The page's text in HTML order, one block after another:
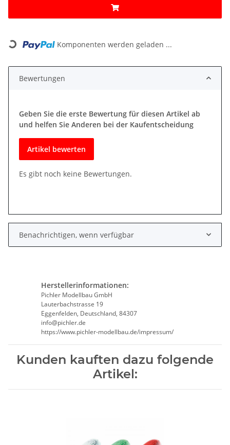
Loading... Komponenten werden geladen ...
Bewertungen
Geben Sie die erste Bewertung für diesen Artikel ab
und helfen Sie Anderen bei der Kaufentscheidung
Artikel bewerten
Es gibt noch keine Bewertungen.
Benachrichtigen, wenn verfügbar
Herstellerinformationen:
Pichler Modellbau GmbH
Lauterbachstrasse 19
Eggenfelden, Deutschland, 84307
info@pichler.de
https://www.pichler-modellbau.de/impressum/
Kunden kauften dazu folgende
Artikel: